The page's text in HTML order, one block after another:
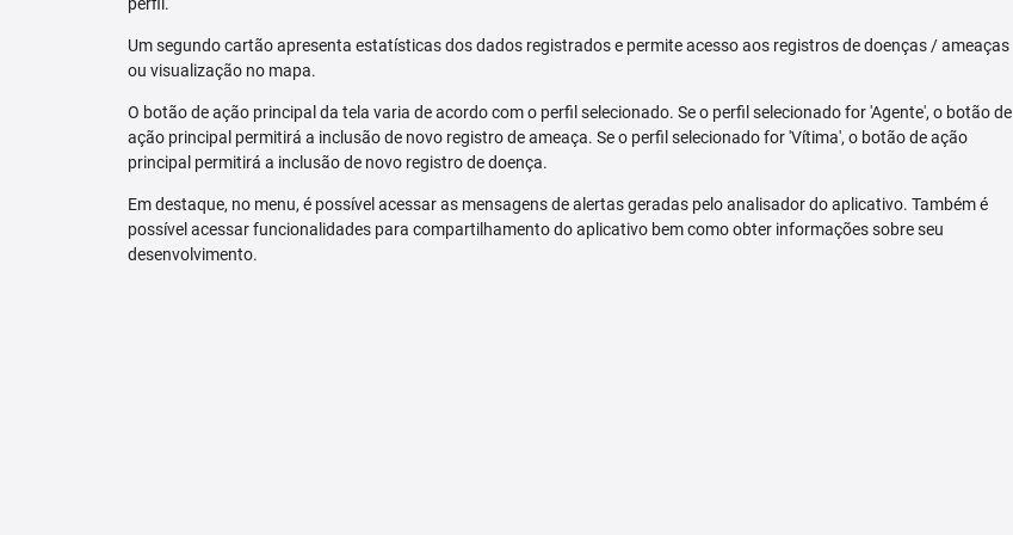
perfil.
Um segundo cartão apresenta estatísticas dos dados registrados e permite acesso aos registros de doenças / ameaças
ou visualização no mapa.
O botão de ação principal da tela varia de acordo com o perfil selecionado. Se o perfil selecionado for 'Agente', o botão de
ação principal permitirá a inclusão de novo registro de ameaça. Se o perfil selecionado for 'Vítima', o botão de ação
principal permitirá a inclusão de novo registro de doença.
Em destaque, no menu, é possível acessar as mensagens de alertas geradas pelo analisador do aplicativo. Também é
possível acessar funcionalidades para compartilhamento do aplicativo bem como obter informações sobre seu
desenvolvimento.